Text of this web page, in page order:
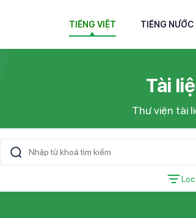
TIẾNG VIỆT TIẾNG NƯỚC
Tài
Thư viện tài